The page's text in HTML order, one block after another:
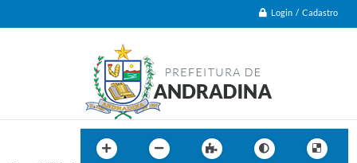
Login / Cadastro